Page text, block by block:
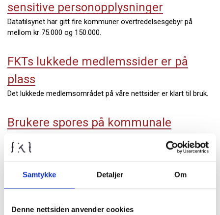
Samtykke Detaljer Om
Denne nettsiden anvender cookies
sensitive personopplysninger
Datatilsynet har gitt fire kommuner overtredelsesgebyr på
mellom kr 75.000 og 150.000.
FKTs lukkede medlemssider er på
plass
Det lukkede medlemsområdet på våre nettsider er klart til bruk.
Brukere spores på kommunale
nettsider
Kommunene deler rundhåndet informasjon om besøkende til
styreleder